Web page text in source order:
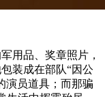
品、奖章照片，
装成在部队“因公
演员道具；而那骗